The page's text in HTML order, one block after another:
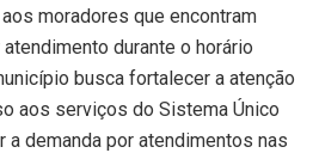
moradores que encontram
durante o horário
busca fortalecer a atenção
aos serviços do Sistema Único
a demanda por atendimentos nas